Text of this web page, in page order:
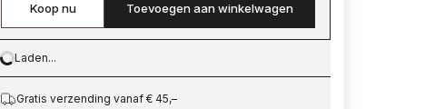
Koop nu Toevoegen aan winkelwagen
Loading…
Laden...
Gratis verzending vanaf € 45,–